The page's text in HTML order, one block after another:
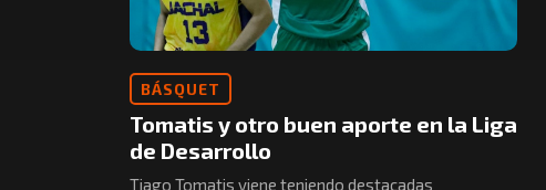
BÁSQUET
Tomatis y otro buen aporte en la Liga
de Desarrollo
Tiago Tomatis viene teniendo destacadas